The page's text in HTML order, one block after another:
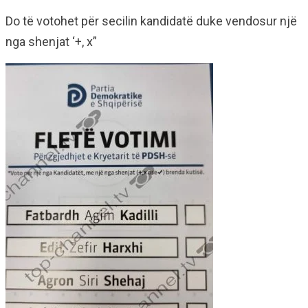
Do të votohet për secilin kandidatë duke vendosur një
nga shenjat ‘+, x”